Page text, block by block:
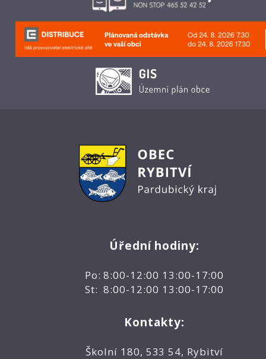
Úřední hodiny:
Po: 8:00-12:00 13:00-17:00
St: 8:00-12:00 13:00-17:00
Kontakty:
Školní 180, 533 54, Rybitví